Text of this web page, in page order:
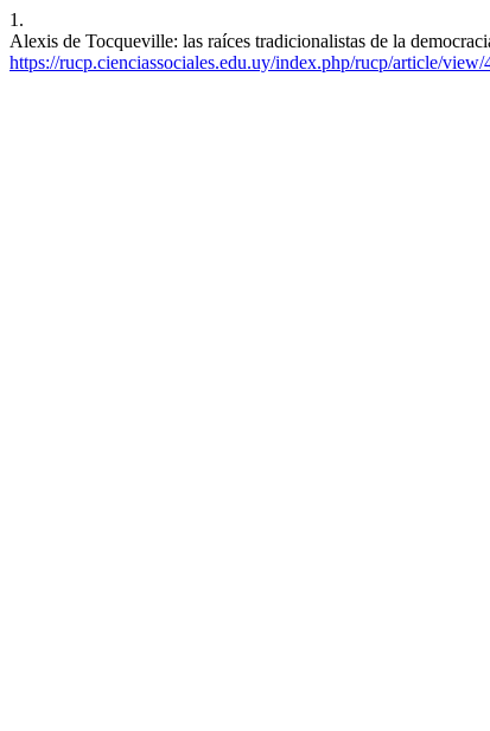
1.
Alexis de Tocqueville: las raíces tradicionalistas de la
https://rucp.cienciassociales.edu.uy/index.php/rucp/article/view/